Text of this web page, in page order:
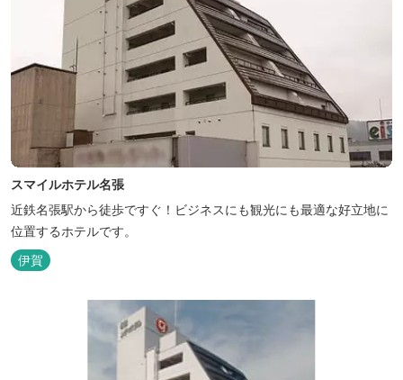
スマイルホテル名張
近鉄名張駅から徒歩ですぐ！ビジネスにも観光にも最適な好立地に
位置するホテルです。
伊賀